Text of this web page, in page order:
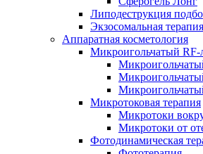
Липодеструкция
Экзосомальная
Аппаратная косметология
Микроигольчатый RF-
Микротоковая терапия
Микротоки
Микротоки от
Фотодинамическая